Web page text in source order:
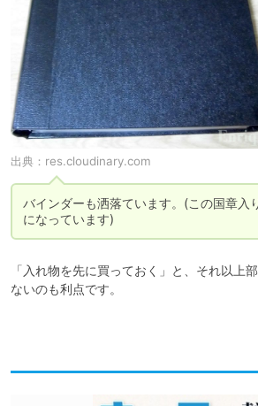
出典： res.cloudinary.com
バインダーも洒落ています。(この国章入
になっています)
「入れ物を先に買っておく」と、それ以上
ないのも利点です。